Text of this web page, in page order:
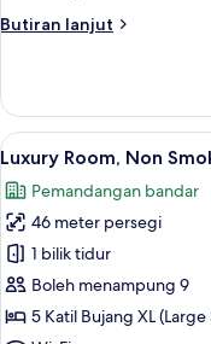
Deluxe
Butiran lanjut
Butiran
Double
Room,
Non
Smoking
(Plaza
Deluxe
South
King)
Lihat
semua
foto
untuk
Luxury
Room,
Non
Smoking
12
Luxury Room, Non
Pemandangan bandar
46 meter persegi
1 bilik tidur
Boleh menampung 9
5 Katil Bujang XL